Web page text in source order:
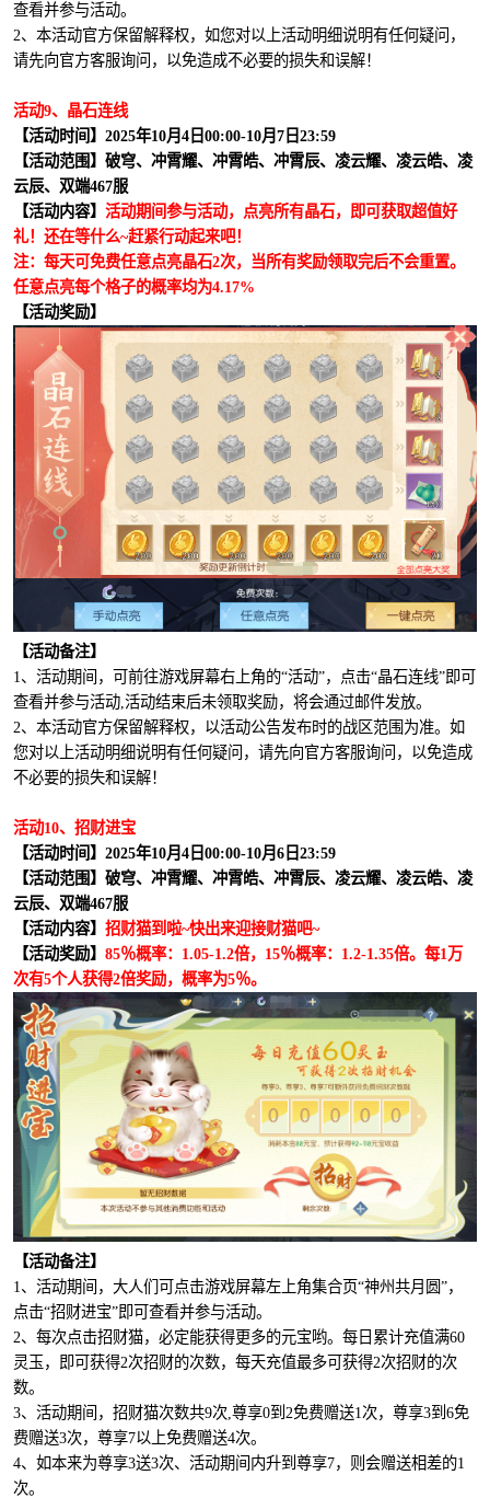
查看并参与活动。
2、本活动官方保留解释权，如您对以上活动明细说明有任何疑问，
请先向官方客服询问，以免造成不必要的损失和误解！
活动9、晶石连线
【活动时间】2025年10月4日00:00-10月7日23:59
【活动范围】破穹、冲霄耀、冲霄皓、冲霄辰、凌云耀、凌云皓、凌
云辰、双端467服
【活动内容】 活动期间参与活动，点亮所有晶石，即可获取超值好
礼！还在等什么~赶紧行动起来吧！
注：每天可免费任意点亮晶石2次，当所有奖励领取完后不会重置。
任意点亮每个格子的概率均为4.17%
【活动奖励】
【活动备注】
1、活动期间，可前往游戏屏幕右上角的“活动”，点击“晶石连线”即可
查看并参与活动,活动结束后未领取奖励，将会通过邮件发放。
2、本活动官方保留解释权，以活动公告发布时的战区范围为准。如
您对以上活动明细说明有任何疑问，请先向官方客服询问，以免造成
不必要的损失和误解！
活动10、招财进宝
【活动时间】2025年10月4日00:00-10月6日23:59
【活动范围】破穹、冲霄耀、冲霄皓、冲霄辰、凌云耀、凌云皓、凌
云辰、双端467服
【活动内容】 招财猫到啦~快出来迎接财猫吧~
【活动奖励】 85％概率：1.05-1.2倍，15％概率：1.2-1.35倍。每1万
次有5个人获得2倍奖励，概率为5％。
【活动备注】
1、活动期间，大人们可点击游戏屏幕左上角集合页“神州共月圆”，
点击“招财进宝”即可查看并参与活动。
2、每次点击招财猫，必定能获得更多的元宝哟。每日累计充值满60
灵玉，即可获得2次招财的次数，每天充值最多可获得2次招财的次
数。
3、活动期间，招财猫次数共9次,尊享0到2免费赠送1次，尊享3到6免
费赠送3次，尊享7以上免费赠送4次。
4、如本来为尊享3送3次、活动期间内升到尊享7，则会赠送相差的1
次。